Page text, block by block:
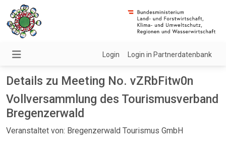
Login Login in Partnerdatenbank
Details zu Meeting No. vZRbFitw0n
Vollversammlung des Tourismusverband
Bregenzerwald
Veranstaltet von: Bregenzerwald Tourismus GmbH